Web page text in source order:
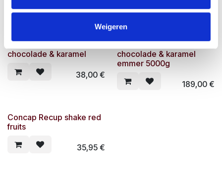
Weigeren
14,50€29,00€
Concap Recup Shake -
chocolade & karamel
38,00€
Concap Recup Shake -
chocolade & karamel
emmer 5000g
189,00€
Concap Recup shake red
fruits
35,95€